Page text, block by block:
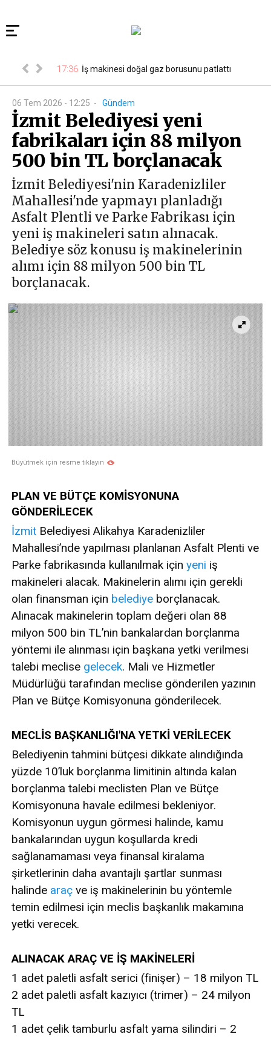
Cuma
17:36 İş makinesi doğal gaz borusunu patlattı
06 Tem 2026 - 12:25 - Gündem
İzmit Belediyesi yeni
fabrikaları için 88 milyon
500 bin TL borçlanacak
İzmit Belediyesi'nin Karadenizliler
Mahallesi'nde yapmayı planladığı
Asfalt Plentli ve Parke Fabrikası için
yeni iş makineleri satın alınacak.
Belediye söz konusu iş makinelerinin
alımı için 88 milyon 500 bin TL
borçlanacak.
Büyütmek için resme tıklayın
PLAN VE BÜTÇE KOMİSYONUNA
GÖNDERİLECEK
İzmit Belediyesi Alikahya Karadenizliler
Mahallesi’nde yapılması planlanan Asfalt Plenti ve
Parke fabrikasında kullanılmak için yeni iş
makineleri alacak. Makinelerin alımı için gerekli
olan finansman için belediye borçlanacak.
Alınacak makinelerin toplam değeri olan 88
milyon 500 bin TL’nin bankalardan borçlanma
yöntemi ile alınması için başkana yetki verilmesi
talebi meclise gelecek. Mali ve Hizmetler
Müdürlüğü tarafından meclise gönderilen yazının
Plan ve Bütçe Komisyonuna gönderilecek.
MECLİS BAŞKANLIĞI'NA YETKİ VERİLECEK
Belediyenin tahmini bütçesi dikkate alındığında
yüzde 10’luk borçlanma limitinin altında kalan
borçlanma talebi meclisten Plan ve Bütçe
Komisyonuna havale edilmesi bekleniyor.
Komisyonun uygun görmesi halinde, kamu
bankalarından uygun koşullarda kredi
sağlanamaması veya finansal kiralama
şirketlerinin daha avantajlı şartlar sunması
halinde araç ve iş makinelerinin bu yöntemle
temin edilmesi için meclis başkanlık makamına
yetki verecek.
ALINACAK ARAÇ VE İŞ MAKİNELERİ
1 adet paletli asfalt serici (finişer) – 18 milyon TL
2 adet paletli asfalt kazıyıcı (trimer) – 24 milyon
TL
1 adet çelik tamburlu asfalt yama silindiri – 2